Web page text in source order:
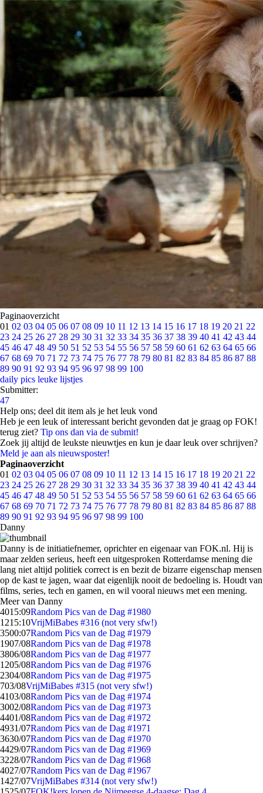
Paginaoverzicht
01 02 03 04 05 06 07 08 09 10 11 12 13 14 15 16 17 18 19 20 21 22
23 24 25 26 27 28 29 30 31 32 33 34 35 36 37 38 39 40 41 42 43 44
45 46 47 48 49 50 51 52 53 54 55 56 57 58 59 60 61 62 63 64 65 66
67 68 69 70 71 72 73 74 75 76 77 78 79 80 81 82 83 84 85 86 87 88
89 90 91 92 93 94 95 96 97 98 99 100
daily pics leuke lijstjes
Submitter:
47
Help ons; deel dit item als je het leuk vond
Heb je een leuk of interessant bericht gevonden dat je graag op FOK!
terug ziet? Tip ons dan via de submit!
Zoek jij altijd de leukste nieuwtjes en kun je daar leuk over schrijven?
Meld je aan als nieuwsposter!
Paginaoverzicht
01 02 03 04 05 06 07 08 09 10 11 12 13 14 15 16 17 18 19 20 21 22
23 24 25 26 27 28 29 30 31 32 33 34 35 36 37 38 39 40 41 42 43 44
45 46 47 48 49 50 51 52 53 54 55 56 57 58 59 60 61 62 63 64 65 66
67 68 69 70 71 72 73 74 75 76 77 78 79 80 81 82 83 84 85 86 87 88
89 90 91 92 93 94 95 96 97 98 99 100
Danny
Danny is de initiatiefnemer, oprichter en eigenaar van FOK.nl. Hij is
maar zelden serieus, heeft een uitgesproken Rotterdamse mening die
lang niet altijd politiek correct is en bezit de bizarre eigenschap mensen
op de kast te jagen, waar dat eigenlijk nooit de bedoeling is. Houdt van
films, series, tech en gamen, en wil vooral nieuws met een mening.
Meer van Danny
4015:09Random Pics van de Dag #1980
1215:10VrijMiBabes #316 (not very sfw!)
3500:07Random Pics van de Dag #1979
1907/08Random Pics van de Dag #1978
3806/08Random Pics van de Dag #1977
1205/08Random Pics van de Dag #1976
2304/08Random Pics van de Dag #1975
703/08VrijMiBabes #315 (not very sfw!)
4103/08Random Pics van de Dag #1974
3002/08Random Pics van de Dag #1973
4401/08Random Pics van de Dag #1972
4931/07Random Pics van de Dag #1971
3630/07Random Pics van de Dag #1970
4429/07Random Pics van de Dag #1969
3228/07Random Pics van de Dag #1968
4027/07Random Pics van de Dag #1967
1427/07VrijMiBabes #314 (not very sfw!)